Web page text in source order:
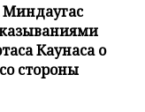
Миндаугас
Каунаса о
стороны